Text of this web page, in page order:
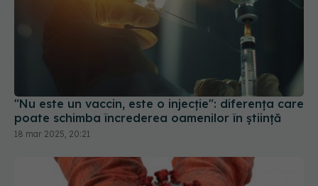
"Nu este un vaccin, este o injecție": diferența care
poate schimba încrederea oamenilor în știință